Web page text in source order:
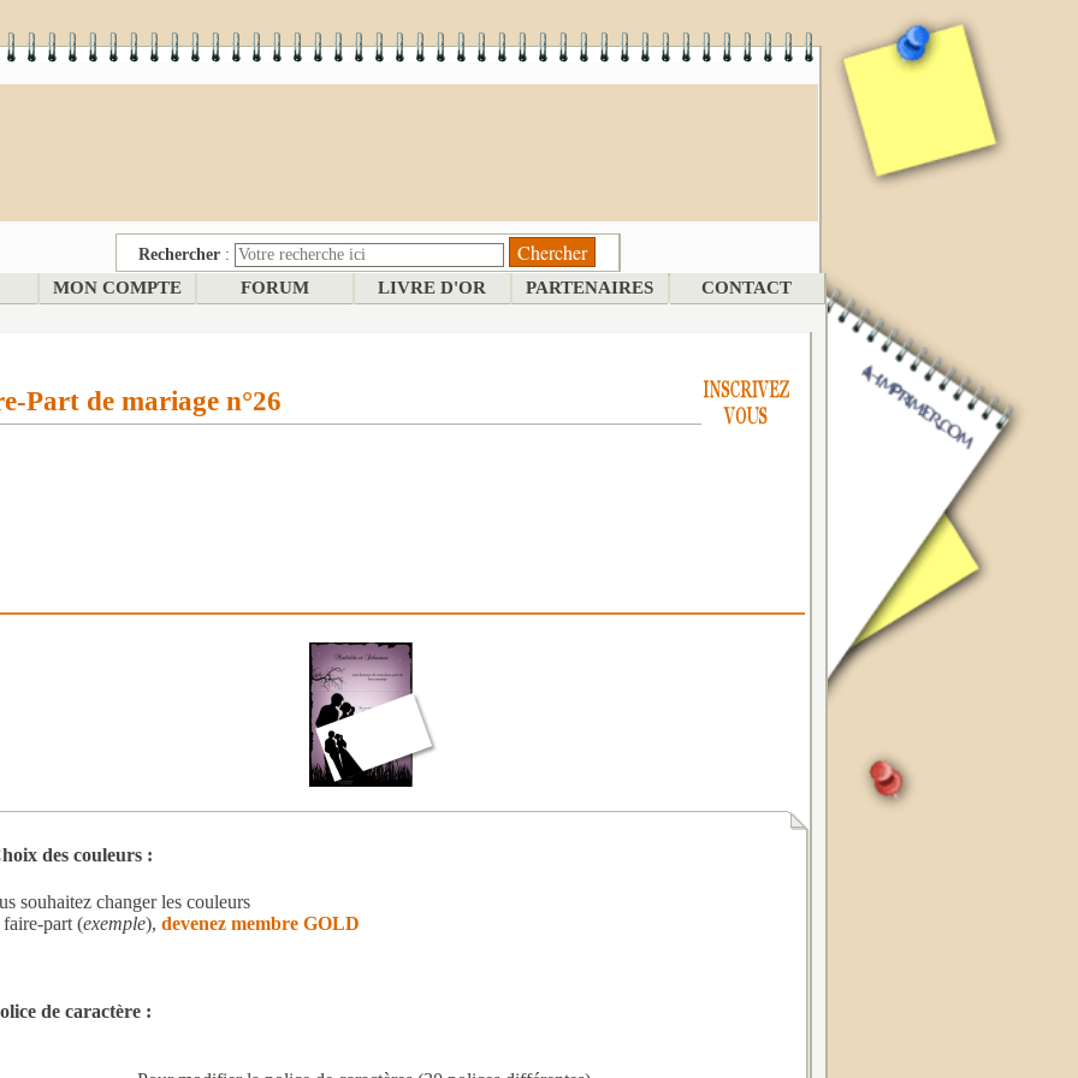
Rechercher :
MON COMPTE FORUM LIVRE D'OR PARTENAIRES CONTACT
Part de mariage n°26
des couleurs :
souhaitez changer les couleurs
faire-part (exemple), devenez membre GOLD
de caractère :